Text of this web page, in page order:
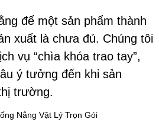
để một sản phẩm thành
xuất là chưa đủ. Chúng tôi
vụ “chìa khóa trao tay”,
ý tưởng đến khi sản
trường.